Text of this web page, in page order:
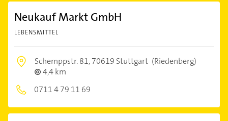
Neukauf Markt GmbH
LEBENSMITTEL
Schemppstr. 81,70619 Stuttgart (Riedenberg)
4,4 km
0711 4 79 11 69